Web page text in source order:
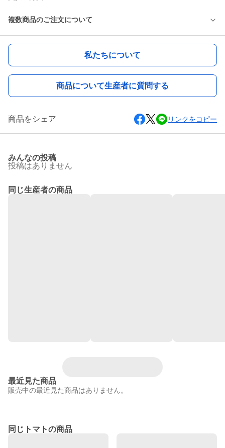
複数商品のご注文について
私たちについて
商品について生産者に質問する
商品をシェア リンクをコピー
みんなの投稿
投稿はありません
同じ生産者の商品
最近見た商品
販売中の最近見た商品はありません。
同じトマトの商品